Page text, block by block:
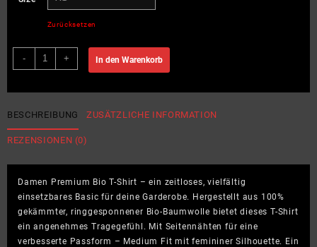
Zurücksetzen
-
Yoga
is
you
learn
-
Bio
T-
Shirt
Menge
+ In den Warenkorb
BESCHREIBUNG ZUSÄTZLICHE INFORMATION
REZENSIONEN (0)
Damen Premium Bio T-Shirt – ein zeitloses, vielfältig
einsetzbares Basic für deine Garderobe. Hergestellt aus 100%
gekämmter, ringgesponnener Bio-Baumwolle bietet dieses T-Shirt
ein angenehmes Tragegefühl. Mit Seitennähten für eine
verbesserte Passform – Medium Fit mit femininer Silhouette. Ein